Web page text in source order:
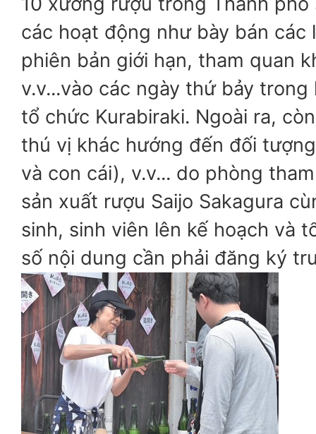
các hoạt động như bày bán các
phiên bản giới hạn, tham quan
v.v...vào các ngày thứ bảy
tổ chức Kurabiraki. Ngoài ra,
thú vị khác hướng đến đối
và con cái), v.v... do phòng
sản xuất rượu Saijo Sakagura
sinh, sinh viên lên kế hoạch và
số nội dung cần phải đăng ký